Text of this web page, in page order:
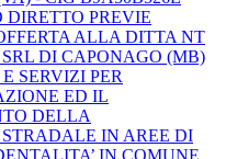
PREVIE
ALLA DITTA NT
DI CAPONAGO (MB)
SERVIZI PER
ED IL
DELLA
IN AREE DI
IN COMUNE